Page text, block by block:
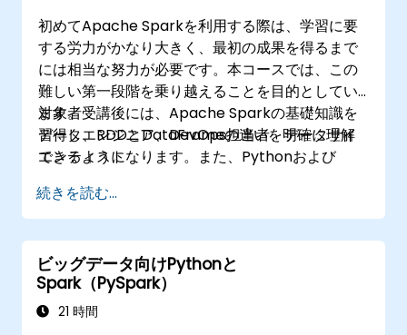
初めてApache Sparkを利用する際は、学習に要
する労力がかなり大きく、最初の成果を得るまで
には相当な努力が必要です。本コースでは、この
難しい第一段階を乗り越えることを目的としてい
ます。受講後には、Apache Sparkの基礎知識を
習得し、RDDとDataFrameの違いを明確に理解
できるようになります。また、Pythonおよび
といった概念についても習得します。
加えて、ベストプラクティスに基づき、特にクラ
ウド環境での導入を重視し、DatabricksやAWSに
関する知識を深めていただきます。さらに、AWS
が提供する最新のSpark関連サービスであるAWS
Glueと、従来からあるAWS EMRとの違いについ
対象者：
データエンジニア、DevOps担当者、データサイ
エンティスト
続きを読む...
ビッグデータ向けPythonと
Spark（PySpark）
21 時間